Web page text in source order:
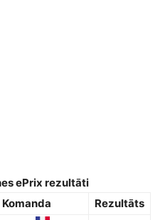
ePrix rezultāti
Komanda Rezultāts